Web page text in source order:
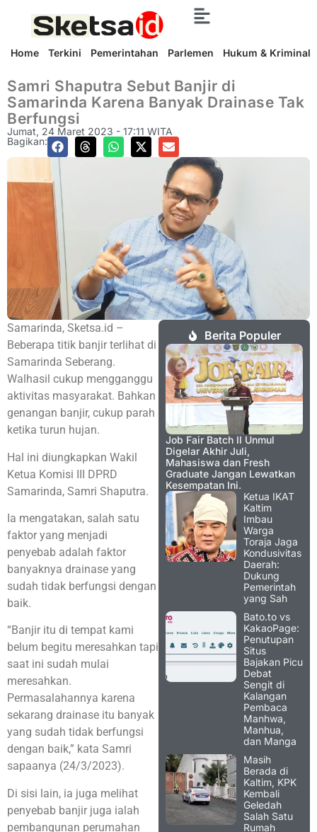
Home Terkini Pemerintahan Parlemen Hukum & Kriminal
Samri Shaputra Sebut Banjir di
Samarinda Karena Banyak Drainase Tak
Berfungsi
Jumat, 24 Maret 2023 - 17:11 WITA
Bagikan:
Samarinda, Sketsa.id –
Beberapa titik banjir terlihat di
Samarinda Seberang.
Walhasil cukup mengganggu
aktivitas masyarakat. Bahkan
genangan banjir, cukup parah
ketika turun hujan.
Hal ini diungkapkan Wakil
Ketua Komisi III DPRD
Samarinda, Samri Shaputra.
Ia mengatakan, salah satu
faktor yang menjadi
penyebab adalah faktor
banyaknya drainase yang
sudah tidak berfungsi dengan
baik.
“Banjir itu di tempat kami
belum begitu meresahkan tapi
saat ini sudah mulai
meresahkan.
Permasalahannya karena
sekarang drainase itu banyak
yang sudah tidak berfungsi
dengan baik,” kata Samri
sapaanya (24/3/2023).
Di sisi lain, ia juga melihat
penyebab banjir juga ialah
pembangunan perumahan
Berita Populer
Job Fair Batch II Unmul
Digelar Akhir Juli,
Mahasiswa dan Fresh
Graduate Jangan Lewatkan
Kesempatan Ini.
Ketua IKAT
Kaltim
Imbau
Warga
Toraja Jaga
Kondusivitas
Daerah:
Dukung
Pemerintah
yang Sah
Bato.to vs
KakaoPage:
Penutupan
Situs
Bajakan Picu
Debat
Sengit di
Kalangan
Pembaca
Manhwa,
Manhua,
dan Manga
Masih
Berada di
Kaltim, KPK
Kembali
Geledah
Salah Satu
Rumah